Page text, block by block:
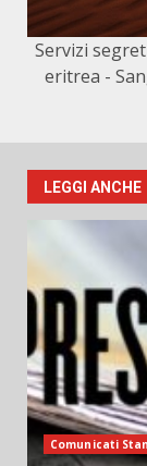
Servizi
eritrea -
LEGGI ANCHE
Comunicati